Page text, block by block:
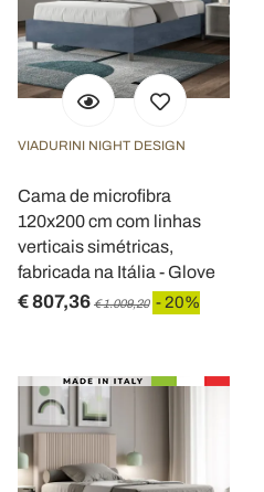
VIADURINI NIGHT DESIGN
Cama de microfibra
120x200 cm com linhas
verticais simétricas,
fabricada na Itália - Glove
€ 807,36 € 1.009,20 - 20%